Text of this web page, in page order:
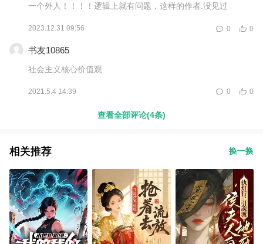
一个外人！！！！逻辑上就有问题，这样的作者.没见过
2023.12.31 09:56 0
0
书友10865
社会主义核心价值观
2021.5.4 14:39 0
0
查看全部评论(4条)
相关推荐 换一换